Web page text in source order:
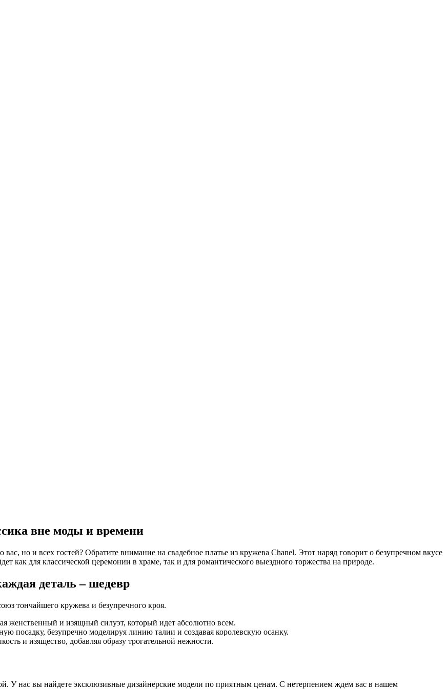
вне моды и времени
но и всех гостей? Обратите внимание на свадебное платье из кружева Chanel. Этот наряд говорит о безупречном вкусе
как для классической церемонии в храме, так и для романтического выездного торжества на природе.
деталь – шедевр
тончайшего кружева и безупречного кроя.
женственный и изящный силуэт, который идет абсолютно всем.
посадку, безупречно моделируя линию талии и создавая королевскую осанку.
и изящество, добавляя образу трогательной нежности.
У нас вы найдете эксклюзивные дизайнерские модели по приятным ценам. С нетерпением ждем вас в нашем